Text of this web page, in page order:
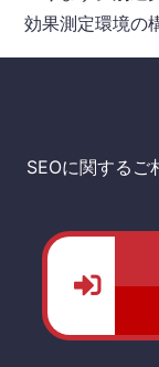
効果測定環境の
SEOに関するご